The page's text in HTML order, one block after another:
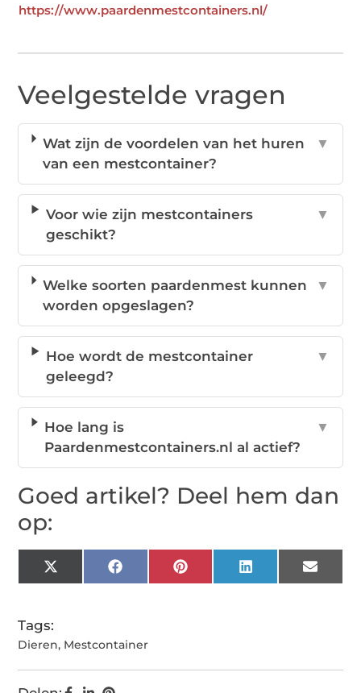
https://www.paardenmestcontainers.nl/
Veelgestelde vragen
Wat zijn de voordelen van het huren
van een mestcontainer?
▼
Voor wie zijn mestcontainers
geschikt?
▼
Welke soorten paardenmest kunnen
worden opgeslagen?
▼
Hoe wordt de mestcontainer
geleegd?
▼
Hoe lang is
Paardenmestcontainers.nl al actief?
▼
Goed artikel? Deel hem dan
op:
X
(Twitter)
FacebookPinterestLinkedIn Email
Tags:
Dieren, Mestcontainer